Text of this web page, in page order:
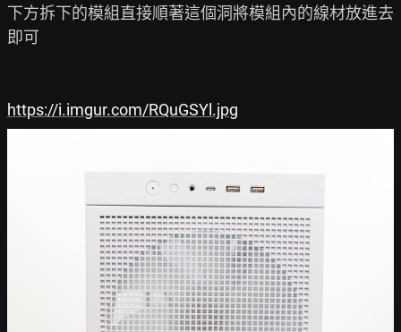
下方拆下的模組直接順著這個洞將模組內的線材放進去
即可
https://i.imgur.com/RQuGSYl.jpg